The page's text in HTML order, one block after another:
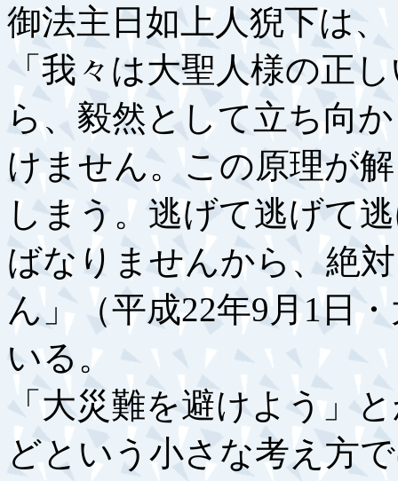
御法主日如上人猊下は、
「我々は大聖人様の正
ら、毅然として立ち向
けません。この原理が
しまう。逃げて逃げて
ばなりませんから、絶
ん」（平成22年9月1日
いる。
「大災難を避けよう」
どという小さな考え方